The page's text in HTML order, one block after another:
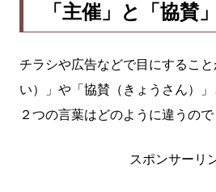
「主催」と「協賛
チラシや広告などで目にするこ
い）」や「協賛（きょうさん）」
２つの言葉はどのように違うので
スポンサーリ